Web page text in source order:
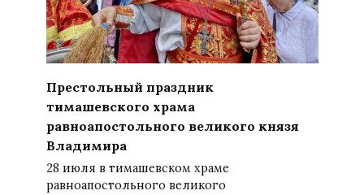
Престольный праздник
тимашевского храма
равноапостольного великого князя
Владимира
28 июля в тимашевском храме
равноапостольного великого